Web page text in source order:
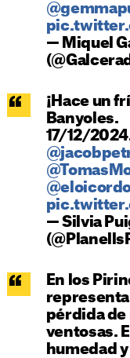
— Miquel
¡Hace un
Banyoles.
17/12/
— Silvia
En los
representa
pérdida de
ventosas.
humedad